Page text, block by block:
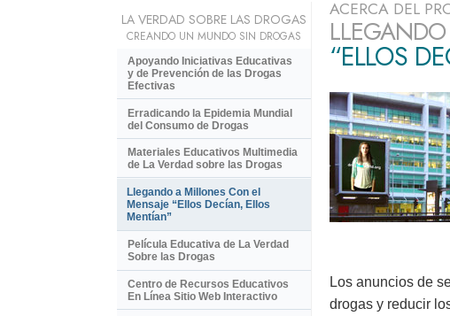
ACERCA DEL
“ELLOS
Los anuncios de
drogas y reducir
LA VERDAD SOBRE LAS DROGAS
CREANDO UN MUNDO SIN DROGAS
Apoyando Iniciativas Educativas
y de Prevención de las Drogas
Efectivas
Erradicando la Epidemia Mundial
del Consumo de Drogas
Materiales Educativos Multimedia
de La Verdad sobre las Drogas
Llegando a Millones Con el
Mensaje “Ellos Decían, Ellos
Mentían”
Película Educativa de La Verdad
Sobre las Drogas
Centro de Recursos Educativos
En Línea Sitio Web Interactivo